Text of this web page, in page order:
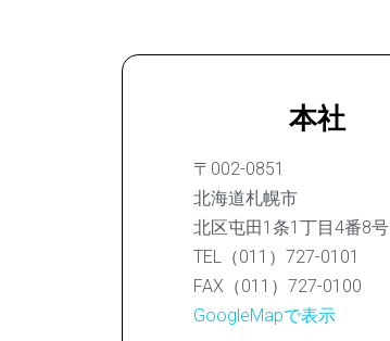
本社
〒002-0851
北海道札幌市
北区屯田1条1丁目4番8号
TEL（011）727-0101
FAX（011）727-0100
GoogleMapで表示